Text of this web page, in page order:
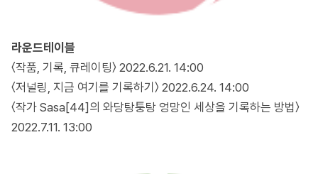
라운드테이블
〈작품, 기록, 큐레이팅〉 2022.6.21. 14:00
〈저널링, 지금 여기를 기록하기〉 2022.6.24. 14:00
〈작가 Sasa[44]의 와당탕퉁탕 엉망인 세상을 기록하는 방법〉
2022.7.11. 13:00